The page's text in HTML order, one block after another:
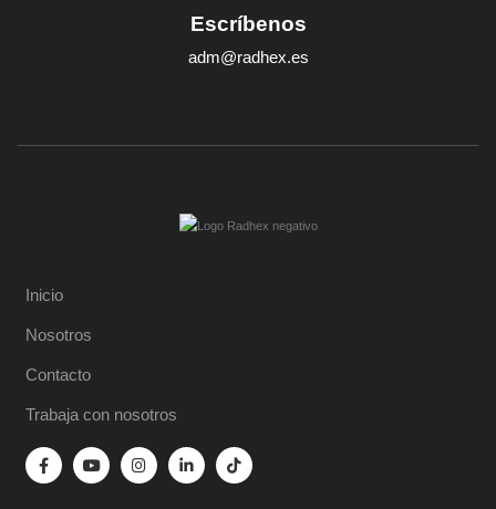
Escríbenos
adm@radhex.es
Inicio
Nosotros
Contacto
Trabaja con nosotros